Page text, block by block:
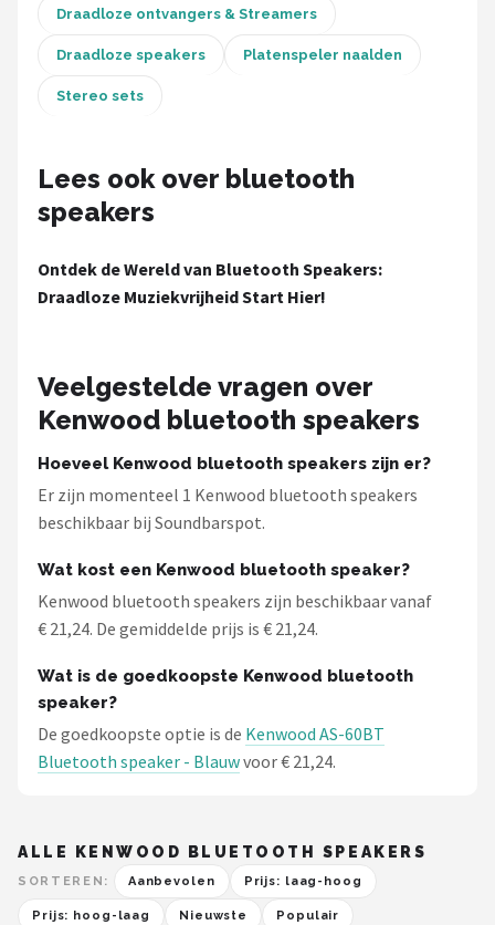
Fenton
Ultimea
Alle merken →
Draadloze ontvangers & Streamers
Draadloze speakers Platenspeler naalden
Stereo sets
Lees ook over bluetooth
speakers
Ontdek de Wereld van Bluetooth Speakers:
Draadloze Muziekvrijheid Start Hier!
Veelgestelde vragen over
Kenwood bluetooth speakers
Hoeveel Kenwood bluetooth speakers zijn er?
Er zijn momenteel 1 Kenwood bluetooth speakers
beschikbaar bij Soundbarspot.
Wat kost een Kenwood bluetooth speaker?
Kenwood bluetooth speakers zijn beschikbaar vanaf
€ 21,24. De gemiddelde prijs is € 21,24.
Wat is de goedkoopste Kenwood bluetooth
speaker?
De goedkoopste optie is de Kenwood AS-60BT
Bluetooth speaker - Blauwvoor € 21,24.
ALLE KENWOOD BLUETOOTH SPEAKERS
SORTEREN: Aanbevolen Prijs: laag-hoog
Prijs: hoog-laag Nieuwste Populair